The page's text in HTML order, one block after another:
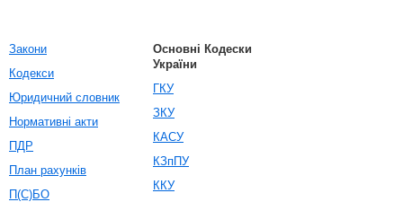
Закони
Кодекси
Юридичний словник
Нормативні акти
ПДР
План рахунків
П(С)БО
Основні Кодески
України
ГКУ
ЗКУ
КАСУ
КЗпПУ
ККУ